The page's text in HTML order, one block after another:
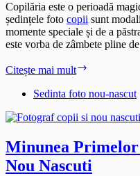
Copilăria este o perioadă
ședințele foto copii sunt
momente speciale și de a
este vorba de zâmbete pline
Citește mai mult
–
Foto
Sedinta foto nou-nascut
Minunea
Nou Nascuti